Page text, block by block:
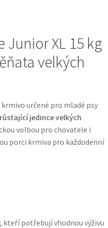
Junior XL 15 kg
velkých
určené pro mladé psy
jedince velkých
volbou pro chovatele i
porci krmiva pro každodenní
kteří potřebují vhodnou výživu